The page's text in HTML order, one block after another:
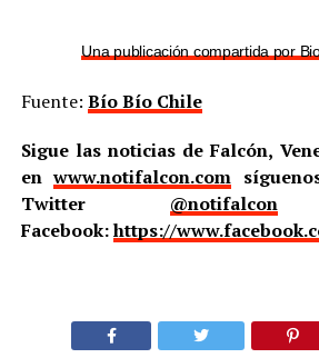
Una publicación compartida por
Fuente: Bío Bío Chile
Sigue las noticias de Falcón,
enwww.notifalcon.com
Twitter @notifalcon
Facebook:https://